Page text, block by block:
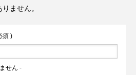
ません。
須 )
せん -